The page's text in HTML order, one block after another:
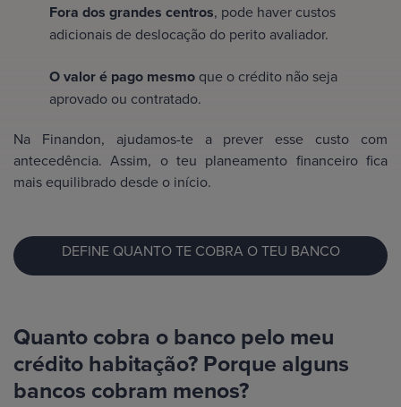
Fora dos grandes centros, pode haver custos
adicionais de deslocação do perito avaliador.
O valor é pago mesmo que o crédito não seja
aprovado ou contratado.
Na Finandon, ajudamos-te a prever esse custo com
antecedência. Assim, o teu planeamento financeiro fica
mais equilibrado desde o início.
DEFINE QUANTO TE COBRA O TEU BANCO
Quanto cobra o banco pelo meu
crédito habitação? Porque alguns
bancos cobram menos?